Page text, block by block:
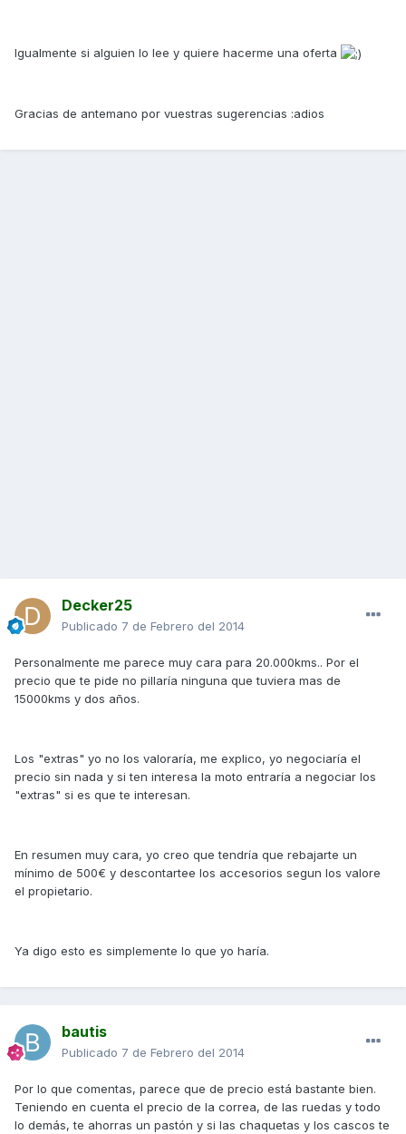
Igualmente si alguien lo lee y quiere hacerme una oferta
Gracias de antemano por vuestras sugerencias :adios
Decker25
Publicado 7 de Febrero del 2014
Personalmente me parece muy cara para 20.000kms.. Por el
precio que te pide no pillaría ninguna que tuviera mas de
15000kms y dos años.
Los "extras" yo no los valoraría, me explico, yo negociaría el
precio sin nada y si ten interesa la moto entraría a negociar los
"extras" si es que te interesan.
En resumen muy cara, yo creo que tendría que rebajarte un
mínimo de 500€ y descontartee los accesorios segun los valore
el propietario.
Ya digo esto es simplemente lo que yo haría.
bautis
Publicado 7 de Febrero del 2014
Por lo que comentas, parece que de precio está bastante bien.
Teniendo en cuenta el precio de la correa, de las ruedas y todo
lo demás, te ahorras un pastón y si las chaquetas y los cascos te